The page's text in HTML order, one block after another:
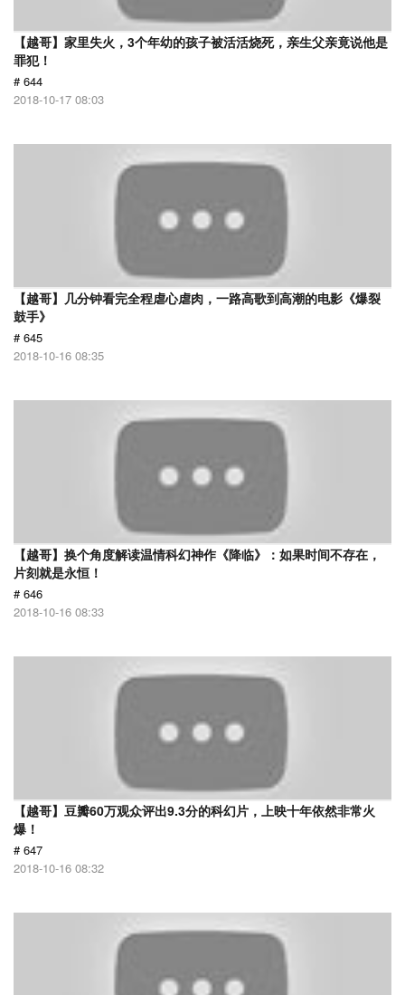
【越哥】家里失火，3个年幼的孩子被活活烧死，亲生父亲竟说他是
罪犯！
# 644
2018-10-17 08:03
【越哥】几分钟看完全程虐心虐肉，一路高歌到高潮的电影《爆裂
鼓手》
# 645
2018-10-16 08:35
【越哥】换个角度解读温情科幻神作《降临》：如果时间不存在，
片刻就是永恒！
# 646
2018-10-16 08:33
【越哥】豆瓣60万观众评出9.3分的科幻片，上映十年依然非常火
爆！
# 647
2018-10-16 08:32